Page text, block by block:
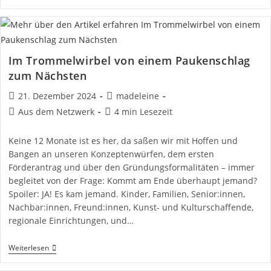
Nature
Spaziergang
Mit
Stift
Und
Papier
Auf
Entdeckungsreise
Im Trommelwirbel von einem Paukenschlag
zum Nächsten
Beitrag
veröffentlicht:
21. Dezember 2024
Beitrags-
Autor:
madeleine
Beitrags-
Aus dem Netzwerk Lesedauer:
4 min Lesezeit
Keine 12 Monate ist es her, da saßen wir mit Hoffen und
Bangen an unseren Konzeptenwürfen, dem ersten
Förderantrag und über den Gründungsformalitäten – immer
begleitet von der Frage: Kommt am Ende überhaupt jemand?
Spoiler: JA! Es kam jemand. Kinder, Familien, Senior:innen,
Nachbar:innen, Freund:innen, Kunst- und Kulturschaffende,
regionale Einrichtungen, und…
WeiterlesenIm
Trommelwirbel